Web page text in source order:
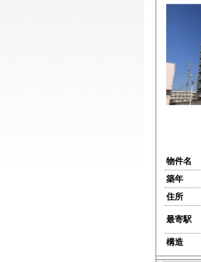
物件名
築年
住所
最寄駅
構造